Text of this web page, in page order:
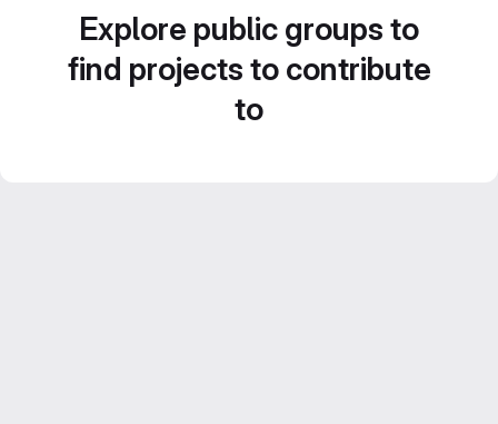
Explore public groups to
find projects to contribute
to